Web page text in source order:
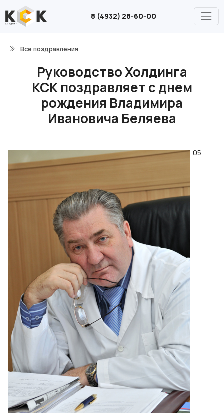
8 (4932) 28-60-00
Все поздравления
Руководство Холдинга
КСК поздравляет с днем
рождения Владимира
Ивановича Беляева
05